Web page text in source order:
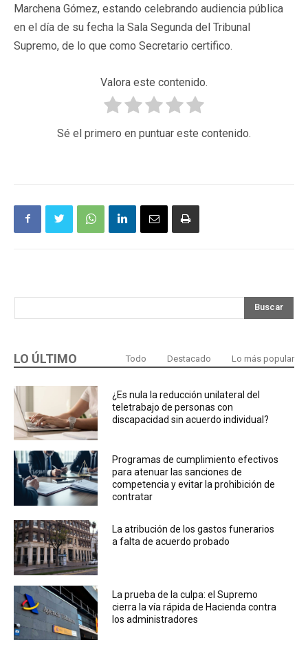
Marchena Gómez, estando celebrando audiencia pública
en el día de su fecha la Sala Segunda del Tribunal
Supremo, de lo que como Secretario certifico.
Valora este contenido.
Sé el primero en puntuar este contenido.
Buscar
LO ÚLTIMO Todo Destacado Lo más popular
¿Es nula la reducción unilateral del
teletrabajo de personas con
discapacidad sin acuerdo individual?
Programas de cumplimiento efectivos
para atenuar las sanciones de
competencia y evitar la prohibición de
contratar
La atribución de los gastos funerarios
a falta de acuerdo probado
La prueba de la culpa: el Supremo
cierra la vía rápida de Hacienda contra
los administradores